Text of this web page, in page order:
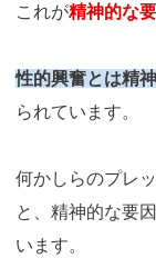
これが精神的な
性的興奮とは精
られています。
何かしらのプレ
と、精神的な要
います。